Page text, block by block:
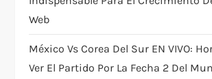
n
Web
México Vs Corea Del Sur EN VIVO:
Ver El Partido Por La Fecha 2 Del